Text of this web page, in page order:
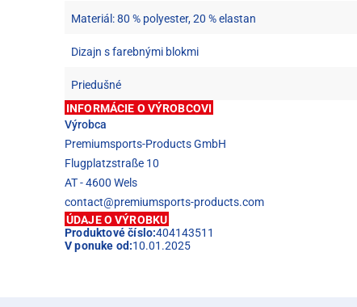
Materiál: 80 % polyester, 20 % elastan
Dizajn s farebnými blokmi
Priedušné
INFORMÁCIE O VÝROBCOVI
Výrobca
Premiumsports-Products GmbH
Flugplatzstraße 10
AT - 4600 Wels
contact@premiumsports-products.com
ÚDAJE O VÝROBKU
Produktové číslo:404143511
V ponuke od:10.01.2025